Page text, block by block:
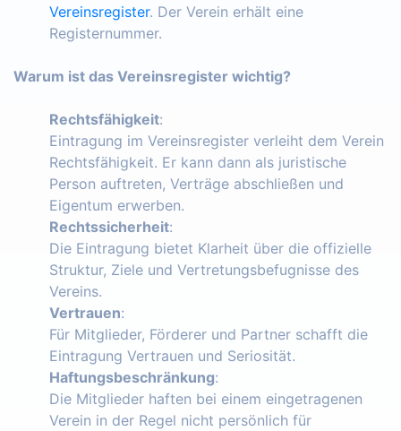
Vereinsregister. Der Verein erhält eine
Registernummer.
Warum ist das Vereinsregister wichtig?
Rechtsfähigkeit:
Eintragung im Vereinsregister verleiht dem Verein
Rechtsfähigkeit. Er kann dann als juristische
Person auftreten, Verträge abschließen und
Eigentum erwerben.
Rechtssicherheit:
Die Eintragung bietet Klarheit über die offizielle
Struktur, Ziele und Vertretungsbefugnisse des
Vereins.
Vertrauen:
Für Mitglieder, Förderer und Partner schafft die
Eintragung Vertrauen und Seriosität.
Haftungsbeschränkung:
Die Mitglieder haften bei einem eingetragenen
Verein in der Regel nicht persönlich für